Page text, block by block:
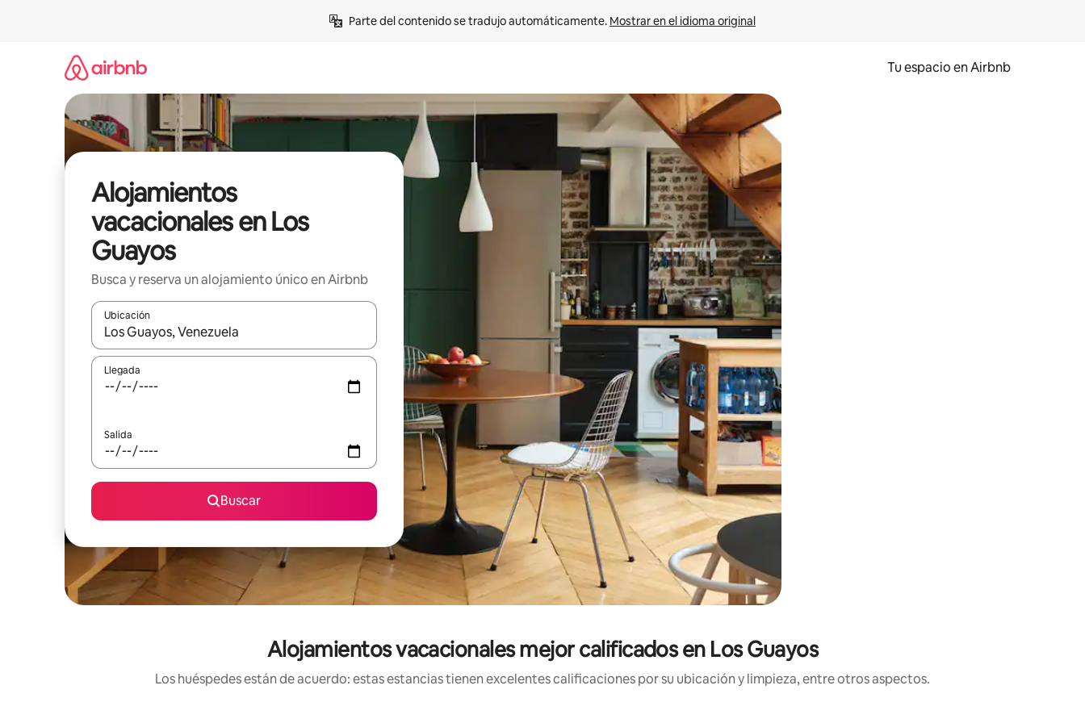
Parte del contenido se tradujo automáticamente. Mostrar en el idioma original
Tu espacio en Airbnb
Alojamientos
vacacionales en Los
Guayos
Busca y reserva un alojamiento único en Airbnb
Ubicación
Cuando los resultados estén disponibles, podrás navegar usando las teclas de las flechas hacia arriba y hacia abajo, o bien tocando y deslizando la pantalla.
Llegada
Salida
Buscar
Alojamientos vacacionales mejor calificados en Los Guayos
Los huéspedes están de acuerdo: estas estancias tienen excelentes calificaciones por su ubicación y limpieza, entre otros aspectos.